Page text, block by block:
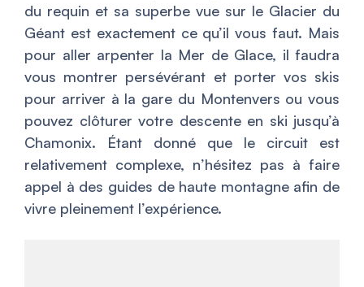
du requin et sa superbe vue sur le Glacier du
Géant est exactement ce qu’il vous faut. Mais
pour aller arpenter la Mer de Glace, il faudra
vous montrer persévérant et porter vos skis
pour arriver à la gare du Montenvers ou vous
pouvez clôturer votre descente en ski jusqu’à
Chamonix. Étant donné que le circuit est
relativement complexe, n’hésitez pas à faire
appel à des guides de haute montagne afin de
vivre pleinement l’expérience.